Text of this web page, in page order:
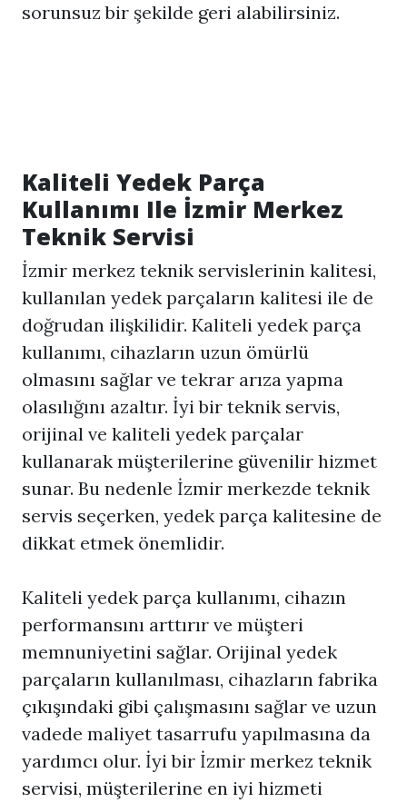
sorunsuz bir şekilde geri alabilirsiniz.
Kaliteli Yedek Parça
Kullanımı Ile İzmir Merkez
Teknik Servisi
İzmir merkez teknik servislerinin kalitesi,
kullanılan yedek parçaların kalitesi ile de
doğrudan ilişkilidir. Kaliteli yedek parça
kullanımı, cihazların uzun ömürlü
olmasını sağlar ve tekrar arıza yapma
olasılığını azaltır. İyi bir teknik servis,
orijinal ve kaliteli yedek parçalar
kullanarak müşterilerine güvenilir hizmet
sunar. Bu nedenle İzmir merkezde teknik
servis seçerken, yedek parça kalitesine de
dikkat etmek önemlidir.
Kaliteli yedek parça kullanımı, cihazın
performansını arttırır ve müşteri
memnuniyetini sağlar. Orijinal yedek
parçaların kullanılması, cihazların fabrika
çıkışındaki gibi çalışmasını sağlar ve uzun
vadede maliyet tasarrufu yapılmasına da
yardımcı olur. İyi bir İzmir merkez teknik
servisi, müşterilerine en iyi hizmeti